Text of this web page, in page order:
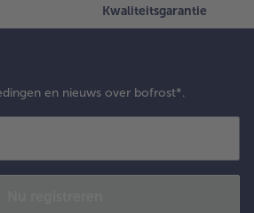
Kwaliteitsgarantie
en nieuws over bofrost*.